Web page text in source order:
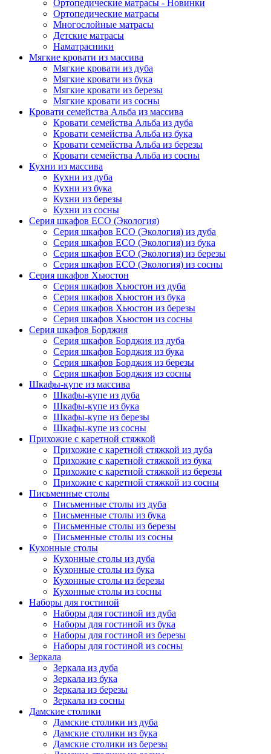
Ортопедические матрасы - Новинки
Ортопедические матрасы
Многослойные матрасы
Детские матрасы
Наматрасники
Мягкие кровати из массива
Мягкие кровати из дуба
Мягкие кровати из бука
Мягкие кровати из березы
Мягкие кровати из сосны
Кровати семейства Альба из массива
Кровати семейства Альба из дуба
Кровати семейства Альба из бука
Кровати семейства Альба из березы
Кровати семейства Альба из сосны
Кухни из массива
Кухни из дуба
Кухни из бука
Кухни из березы
Кухни из сосны
Серия шкафов ECO (Экология)
Серия шкафов ECO (Экология) из дуба
Серия шкафов ECO (Экология) из бука
Серия шкафов ECO (Экология) из березы
Серия шкафов ECO (Экология) из сосны
Серия шкафов Хьюстон
Серия шкафов Хьюстон из дуба
Серия шкафов Хьюстон из бука
Серия шкафов Хьюстон из березы
Серия шкафов Хьюстон из сосны
Серия шкафов Борджия
Серия шкафов Борджия из дуба
Серия шкафов Борджия из бука
Серия шкафов Борджия из березы
Серия шкафов Борджия из сосны
Шкафы-купе из массива
Шкафы-купе из дуба
Шкафы-купе из бука
Шкафы-купе из березы
Шкафы-купе из сосны
Прихожие с каретной стяжкой
Прихожие с каретной стяжкой из дуба
Прихожие с каретной стяжкой из бука
Прихожие с каретной стяжкой из березы
Прихожие с каретной стяжкой из сосны
Письменные столы
Письменные столы из дуба
Письменные столы из бука
Письменные столы из березы
Письменные столы из сосны
Кухонные столы
Кухонные столы из дуба
Кухонные столы из бука
Кухонные столы из березы
Кухонные столы из сосны
Наборы для гостиной
Наборы для гостиной из дуба
Наборы для гостиной из бука
Наборы для гостиной из березы
Наборы для гостиной из сосны
Зеркала
Зеркала из дуба
Зеркала из бука
Зеркала из березы
Зеркала из сосны
Дамские столики
Дамские столики из дуба
Дамские столики из бука
Дамские столики из березы